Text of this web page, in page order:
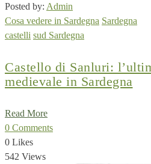
Posted by: Admin
Cosa vedere in Sardegna Sardegna
castelli sud Sardegna
Castello di Sanluri:
medievale in Sardegna
Read More
0 Comments
0 Likes
542 Views